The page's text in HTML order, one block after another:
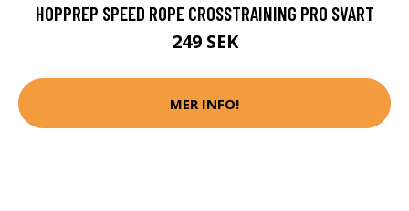
HOPPREP SPEED ROPE CROSSTRAINING PRO SVART
249 SEK
MER INFO!